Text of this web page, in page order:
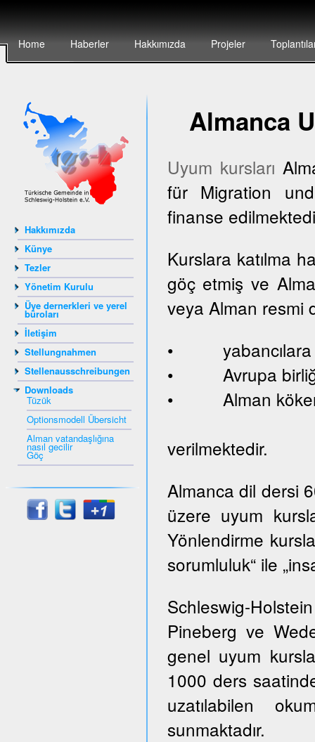
Home Haberler Hakkımızda Projeler
Hakkımızda
Künye
Tezler
Yönetim Kurulu
Üye dernerkleri ve yerel
büroları
İletişim
Stellungnahmen
Stellenausschreibungen
Downloads
Tüzük
Optionsmodell Übersicht
Alman vatandaşlığına
nasıl gecilir
Göç
Almanca
Uyum kursları
für Migration
finanse
Kurslara katılma
göç etmiş ve
veya Alman resmi
• yabancılara
• Avrupa birliği
• Alman
verilmektedir.
Almanca dil dersi
üzere uyum
Yönlendirme
sorumluluk“ ile
Schleswig-
Pineberg ve
genel uyum
1000 ders
uzatılabilen
sunmaktadır.